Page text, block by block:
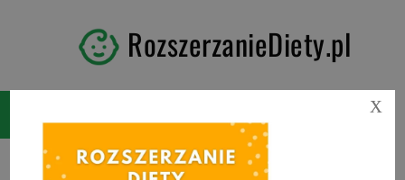
RozszerzanieDiety.pl
X